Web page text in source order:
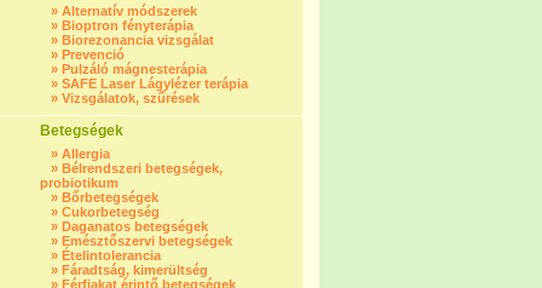
» Alternatív módszerek
» Bioptron fényterápia
» Biorezonancia vizsgálat
» Prevenció
» Pulzáló mágnesterápia
» SAFE Laser Lágylézer terápia
» Vizsgálatok, szűrések
Betegségek
» Allergia
» Bélrendszeri betegségek,
probiotikum
» Bőrbetegségek
» Cukorbetegség
» Daganatos betegségek
» Emésztőszervi betegségek
» Ételintolerancia
» Fáradtság, kimerültség
» Férfiakat érintő betegségek